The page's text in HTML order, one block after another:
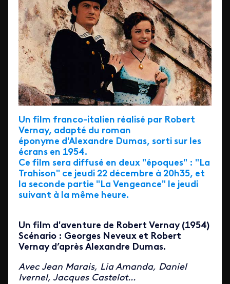
Un film franco-italien réalisé par Robert
Vernay, adapté du roman
éponyme d'Alexandre Dumas, sorti sur les
écrans en 1954.
Ce film sera diffusé en deux "époques" : "La
Trahison" ce jeudi 22 décembre à 20h35, et
la seconde partie "La Vengeance" le jeudi
suivant à la même heure.
Un film d'aventure de Robert Vernay (1954)
Scénario : Georges Neveux et Robert
Vernay d’après Alexandre Dumas.
Avec Jean Marais, Lia Amanda, Daniel
Ivernel, Jacques Castelot...